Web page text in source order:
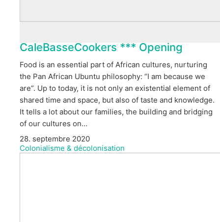
CaleBasseCookers *** Opening
Food is an essential part of African cultures, nurturing
the Pan African Ubuntu philosophy: “I am because we
are”. Up to today, it is not only an existential element of
shared time and space, but also of taste and knowledge.
It tells a lot about our families, the building and bridging
of our cultures on…
28. septembre 2020
Colonialisme & décolonisation